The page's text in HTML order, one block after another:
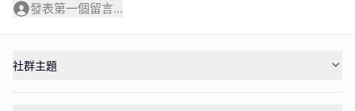
發表第一個留言...
社群主題